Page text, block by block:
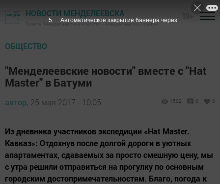
НОВОСТИ МЕНДЕЛЕЕВСКА
Газета "Менделеевские новости" - Менделеевский район
ОБЩЕСТВО
"Менделеевские новости" вместе с "Hat
Master" в Батуми
автор, 25 мая 2017 - 10:05 1502 0 0
Из дневника участников экспедиции «Hat Master.
Кавказ»: Отдохнув после долгой дороги в уютных
апартаментах, сдаваемых за просто смешную цену, мы
с утра решили отправиться на прогулку по основным
городским достопримечательностям. Благо, погода к
4 Автоматическое закрытие баннера через